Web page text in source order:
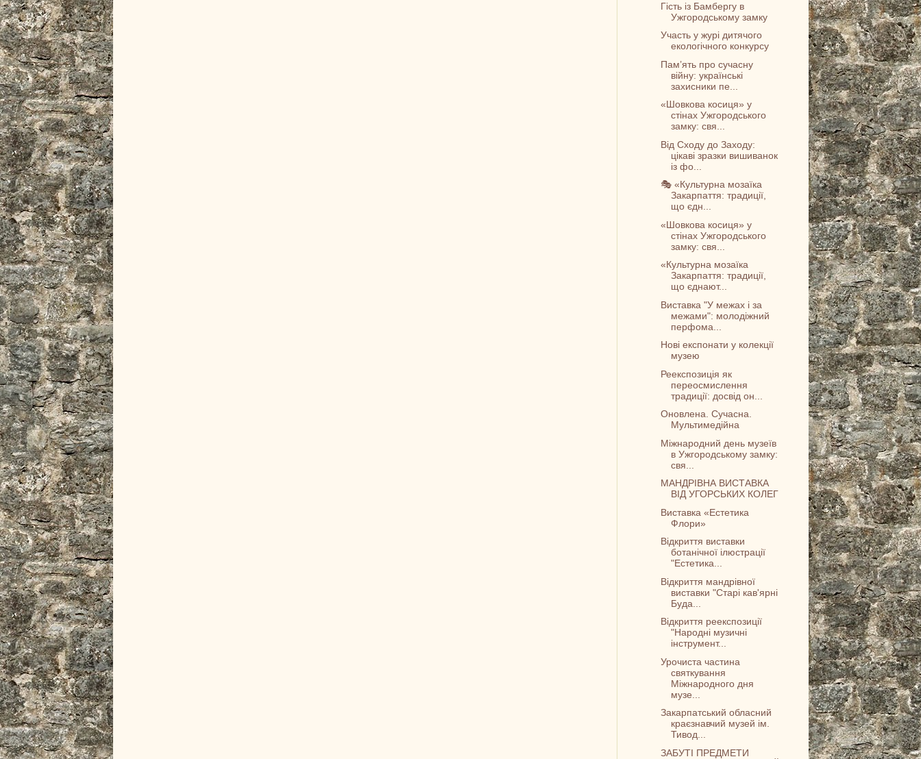
Гість із Бамбергу в
Ужгородському замку
Участь у журі дитячого
екологічного конкурсу
Пам’ять про сучасну
війну: українські
захисники пе...
«Шовкова косиця» у
стінах Ужгородського
замку: свя...
Від Сходу до Заходу:
цікаві зразки вишиванок
із фо...
🎭 «Культурна мозаїка
Закарпаття: традиції,
що єдн...
«Шовкова косиця» у
стінах Ужгородського
замку: свя...
«Культурна мозаїка
Закарпаття: традиції,
що єднают...
Виставка "У межах і за
межами": молодіжний
перфома...
Нові експонати у колекції
музею
Реекспозиція як
переосмислення
традиції: досвід он...
Оновлена. Сучасна.
Мультимедійна
Міжнародний день музеїв
в Ужгородському замку:
свя...
МАНДРІВНА ВИСТАВКА
ВІД УГОРСЬКИХ КОЛЕГ
Виставка «Естетика
Флори»
Відкриття виставки
ботанічної ілюстрації
"Естетика...
Відкриття мандрівної
виставки "Старі кав'ярні
Буда...
Відкриття реекспозиції
"Народні музичні
інструмент...
Урочиста частина
святкування
Міжнародного дня
музе...
Закарпатський обласний
краєзнавчий музей ім.
Тивод...
ЗАБУТІ ПРЕДМЕТИ